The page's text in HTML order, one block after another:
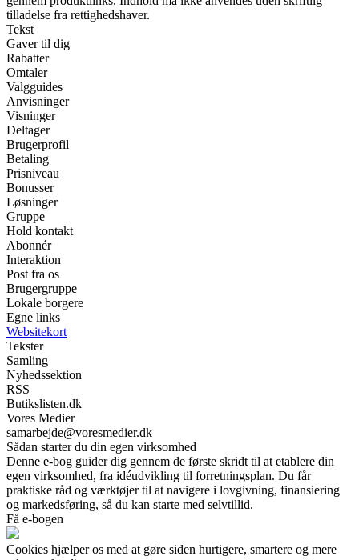
tilladelse fra rettighedshaver.
Tekst
Gaver til dig
Rabatter
Omtaler
Valgguides
Anvisninger
Visninger
Deltager
Brugerprofil
Betaling
Prisniveau
Bonusser
Løsninger
Gruppe
Hold kontakt
Abonnér
Interaktion
Post fra os
Brugergruppe
Lokale borgere
Egne links
Websitekort
Tekster
Samling
Nyhedssektion
RSS
Butikslisten.dk
Vores Medier
samarbejde@voresmedier.dk
Sådan starter du din egen virksomhed
Denne e-bog guider dig gennem de første skridt til at etablere din
egen virksomhed, fra idéudvikling til forretningsplan. Du får
praktiske råd og værktøjer til at navigere i lovgivning, finansiering
og markedsføring, så du kan starte med selvtillid.
Få e-bogen
Cookies hjælper os med at gøre siden hurtigere, smartere og mere